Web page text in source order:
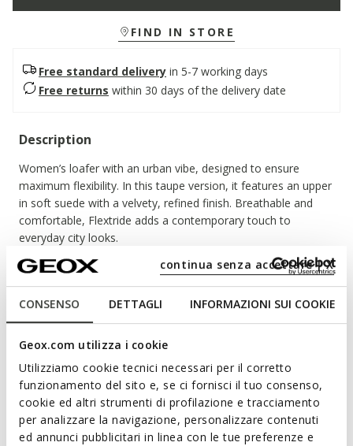
CONSENSO DETTAGLI INFORMAZIONI SUI COOKIE
Geox.com utilizza i cookie
Utilizziamo cookie tecnici necessari per il corretto
funzionamento del sito e, se ci fornisci il tuo consenso,
cookie ed altri strumenti di profilazione e tracciamento
per analizzare la navigazione, personalizzare contenuti
ed annunci pubblicitari in linea con le tue preferenze e
continua senza accettare | X
FIND IN STORE
Free standard delivery in 5-7 working days
Free returns within 30 days of the delivery date
Description
Women’s loafer with an urban vibe, designed to ensure
maximum flexibility. In this taupe version, it features an upper
in soft suede with a velvety, refined finish. Breathable and
comfortable, Flextride adds a contemporary touch to
everyday city looks.
ITEM CODE:
Features
By purchasing this product, you are
supporting Leather Working Group certified
tanneries
Outstanding cushioning effect which offers protection
and absorbs jolts and vibrations